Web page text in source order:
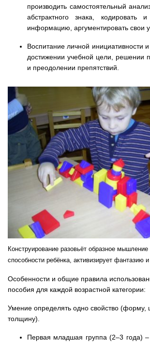
производить самостоятельный
абстрактного знака, кодировать
информацию, аргументировать свои
Воспитание личной инициативности
достижении учебной цели, решении
и преодолении препятствий.
Конструирование разовьёт образное мышление
способности ребёнка, активизирует фантазию
Особенности и общие правила
пособия для каждой возрастной категории:
Умение определять одно свойство (форму,
толщину).
Первая младшая группа (2–3 года)